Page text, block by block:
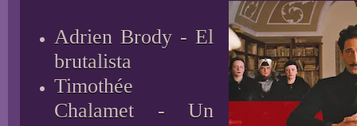
Adrien Brody - El
brutalista
Timothée
Chalamet - Un